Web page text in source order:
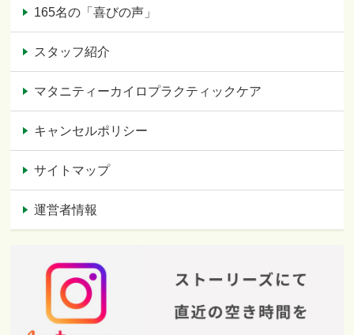
165名の「喜びの声」
スタッフ紹介
マタニティーカイロプラクティックケア
キャンセルポリシー
サイトマップ
運営者情報